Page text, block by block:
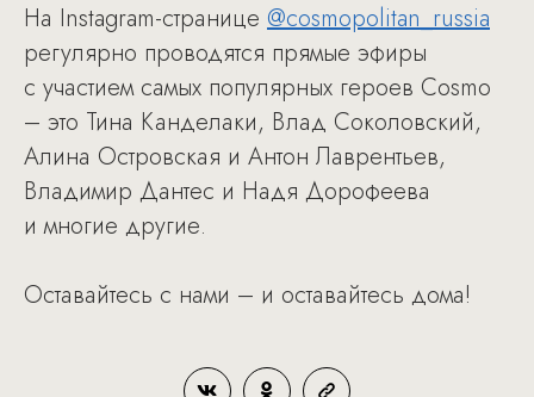
На Instagram-странице @cosmopolitan_russia
регулярно проводятся прямые эфиры
с участием самых популярных героев Cosmo
– это Тина Канделаки, Влад Соколовский,
Алина Островская и Антон Лаврентьев,
Владимир Дантес и Надя Дорофеева
и многие другие.
Оставайтесь с нами – и оставайтесь дома!